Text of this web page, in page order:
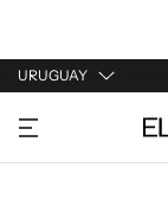
URUGUAY
URUGUAY
ARGENTINA